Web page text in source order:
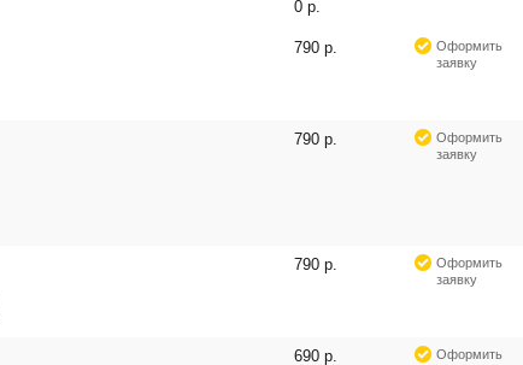
0 р.
790 р.
Оформить
заявку
790 р.
Оформить
заявку
790 р.
Оформить
заявку
690 р.
Оформить